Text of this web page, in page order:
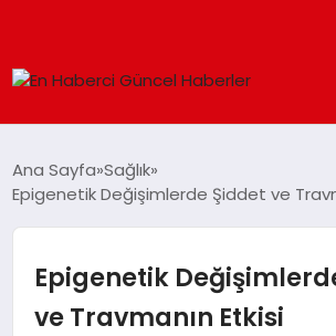
SPOR
SAĞLIK
TEKNOLOJI
Ana Sayfa Sağlık
Epigenetik Değişimlerde Şiddet ve
Epigenetik
ve Travmanın Etkisi